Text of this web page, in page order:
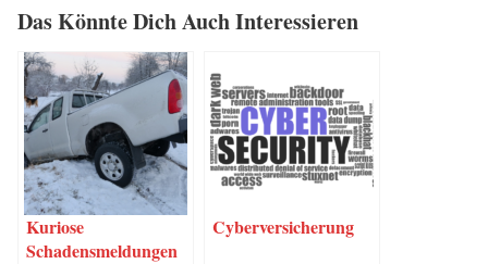
Das Könn­te Dich Auch Interessieren
Kurio­se
Schadensmeldungen
Cyber­ver­si­che­rung